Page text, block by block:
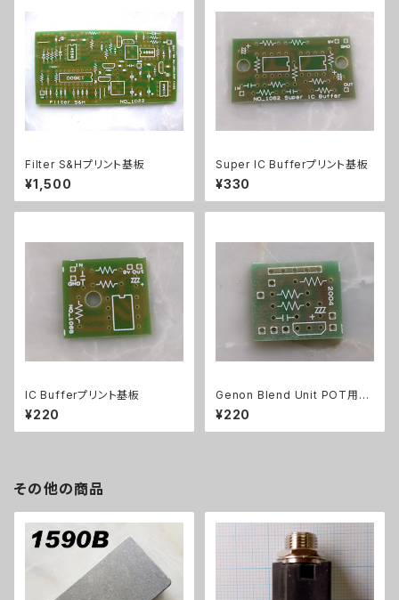
Filter S&Hプリント基板
¥1,500
Super IC Bufferプリント基板
¥330
IC Bufferプリント基板
¥220
Genon Blend Unit POT用
プリント基板
¥220
その他の商品